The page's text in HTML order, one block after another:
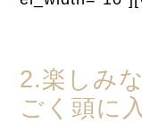
2.楽しみ
ごく頭に